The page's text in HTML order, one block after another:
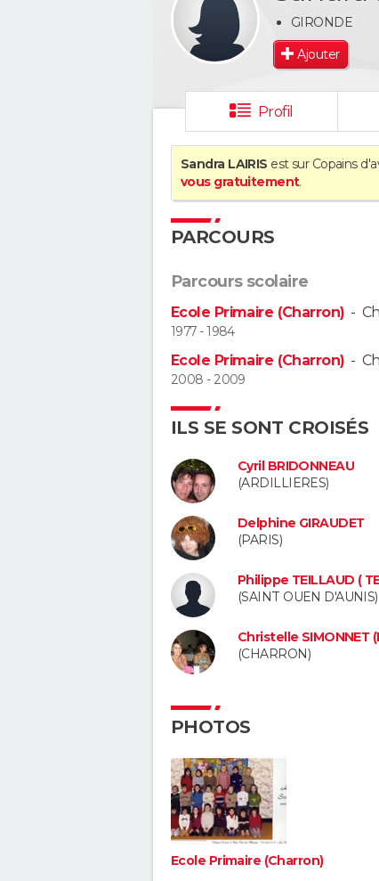
GIRONDE
Ajouter
Profil
Sandra LAIRIS est sur Copains
vous gratuitement.
PARCOURS
Parcours scolaire
Ecole Primaire (Charron) -
1977 - 1984
Ecole Primaire (Charron) -
2008 - 2009
ILS SE SONT CROISÉS
Cyril BRIDONNEAU
(ARDILLIERES)
Delphine GIRAUDET
(PARIS)
Philippe TEILLAUD (
(SAINT OUEN D'AUNIS)
Christelle SIMONNET
(CHARRON)
PHOTOS
Ecole Primaire (Charron)